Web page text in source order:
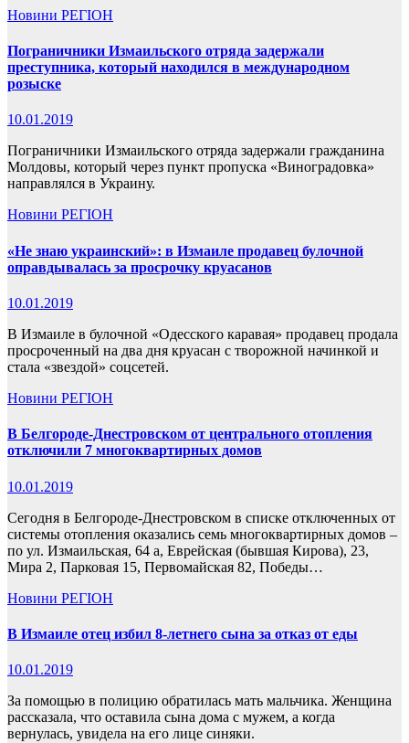
Новини РЕГІОН
Пограничники Измаильского отряда задержали
преступника, который находился в международном
розыске
10.01.2019
Пограничники Измаильского отряда задержали гражданина
Молдовы, который через пункт пропуска «Виноградовка»
направлялся в Украину.
Новини РЕГІОН
«Не знаю украинский»: в Измаиле продавец булочной
оправдывалась за просрочку круасанов
10.01.2019
В Измаиле в булочной «Одесского каравая» продавец продала
просроченный на два дня круасан с творожной начинкой и
стала «звездой» соцсетей.
Новини РЕГІОН
В Белгороде-Днестровском от центрального отопления
отключили 7 многоквартирных домов
10.01.2019
Сегодня в Белгороде-Днестровском в списке отключенных от
системы отопления оказались семь многоквартирных домов –
по ул. Измаильская, 64 а, Еврейская (бывшая Кирова), 23,
Мира 2, Парковая 15, Первомайская 82, Победы…
Новини РЕГІОН
В Измаиле отец избил 8-летнего сына за отказ от еды
10.01.2019
За помощью в полицию обратилась мать мальчика. Женщина
рассказала, что оставила сына дома с мужем, а когда
вернулась, увидела на его лице синяки.